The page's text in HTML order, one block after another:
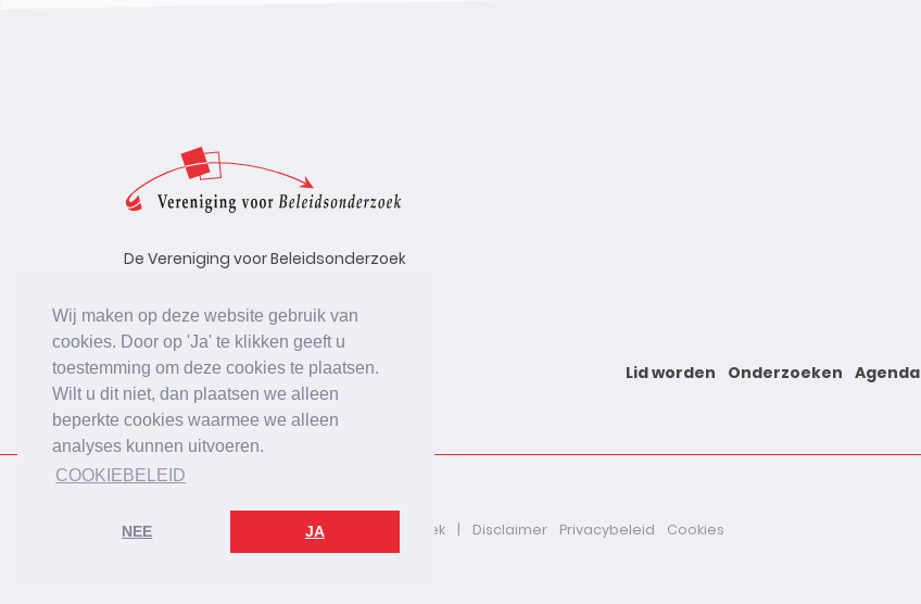
Wij maken op deze website gebruik van
cookies. Door op 'Ja' te klikken geeft u
toestemming om deze cookies te plaatsen.
Wilt u dit niet, dan plaatsen we alleen
beperkte cookies waarmee we alleen
analyses kunnen uitvoeren.
COOKIEBELEID
NEE JA
De Vereniging voor Beleidsonderzoek
bevorderen van beleidsonderzoek,
uitgevoerd in opdracht van
beleidsinstanties, uitvoerende
organisaties en bedrijfsleven.
Lid worden Onderzoeken Agenda
2026 © De Vereniging voor Beleidsonderzoek Disclaimer Privacybeleid Cookies